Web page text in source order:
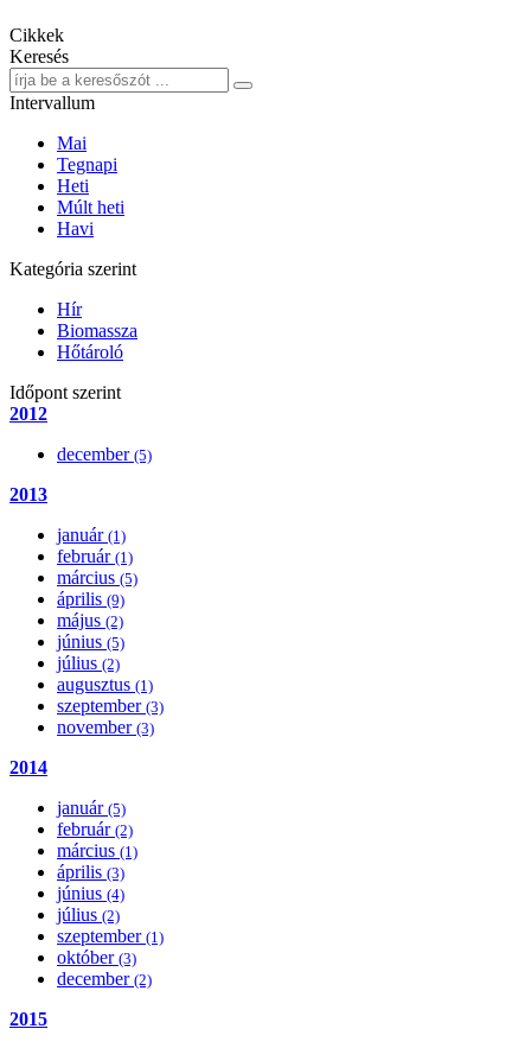
Cikkek
Keresés
Intervallum
Mai
Tegnapi
Heti
Múlt heti
Havi
Kategória szerint
Hír
Biomassza
Hőtároló
Időpont szerint
2012
december (5)
2013
január (1)
február (1)
március (5)
április (9)
május (2)
június (5)
július (2)
augusztus (1)
szeptember (3)
november (3)
2014
január (5)
február (2)
március (1)
április (3)
június (4)
július (2)
szeptember (1)
október (3)
december (2)
2015